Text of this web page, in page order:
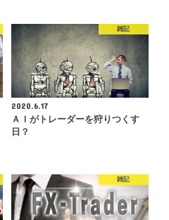
雑記
2020.6.17
ＡＩがトレーダーを狩りつくす
日？
雑記